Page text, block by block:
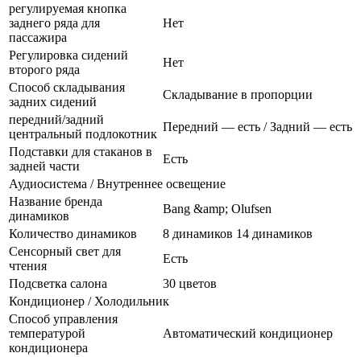
регулируемая кнопка
заднего ряда для
пассажира
Нет
Регулировка сидений
второго ряда
Нет
Способ складывания
задних сидений
Складывание в пропорции
передний/задний
центральный подлокотник
Передний — есть / Задний — есть
Подставки для стаканов в
задней части
Есть
Аудиосистема / Внутреннее освещение
Название бренда
динамиков
Bang &amp; Olufsen
Количество динамиков
8 динамиков 14 динамиков
Сенсорный свет для
чтения
Есть
Подсветка салона
30 цветов
Кондиционер / Холодильник
Способ управления
температурой
кондиционера
Автоматический кондиционер